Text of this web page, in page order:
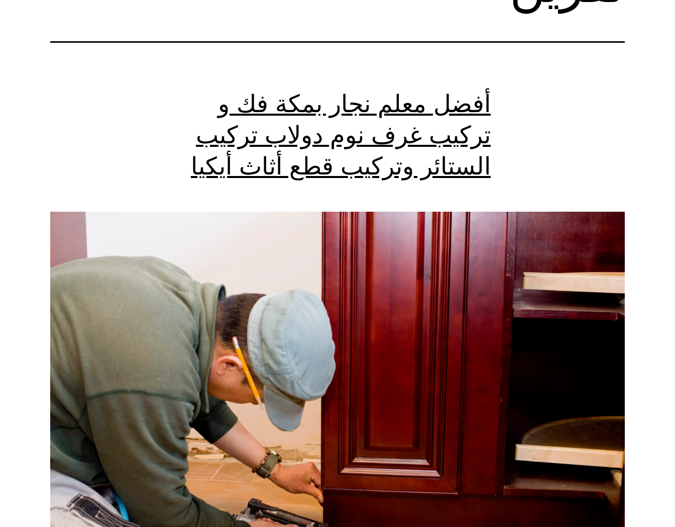
أفضل معلم نجار بمكة فك و
تركيب غرف نوم دولاب تركيب
الستائر وتركيب قطع أثاث أيكيا